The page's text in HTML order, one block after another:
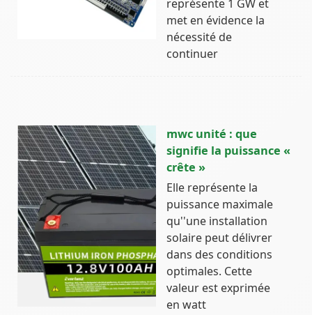
représente 1 GW et
met en évidence la
nécessité de
continuer
mwc unité : que
signifie la puissance «
crête »
Elle représente la
puissance maximale
qu''une installation
solaire peut délivrer
dans des conditions
optimales. Cette
valeur est exprimée
en watt